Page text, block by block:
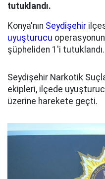
tutuklandı.
Konya'nın Seydişehir
uyuşturucu
şüpheliden 1'i tutuklandı.
Seydişehir Narkotik
ekipleri, ilçede
üzerine harekete geçti.